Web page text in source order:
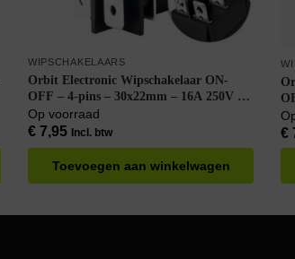
WIPSCHAKELAARS
Orbit Electronic Wipschakelaar ON-
OFF – 4-pins – 30x22mm – 16A 250V –
Spat Waterdicht – KCD4-201-16 – Zwart
Op voorraad
€7,95 Incl. btw
Toevoegen aan winkelwagen
€